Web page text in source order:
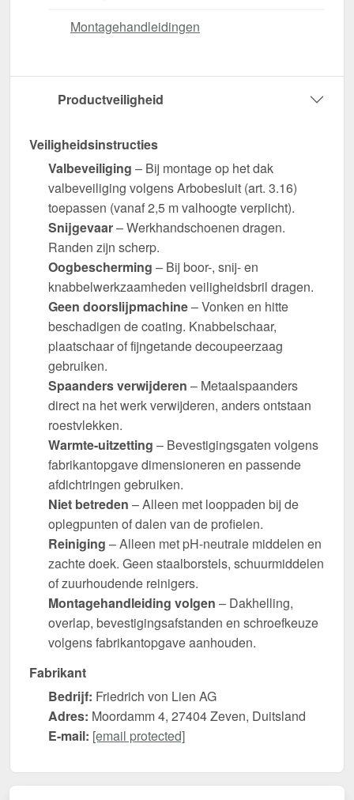
Montagehandleidingen
Productveiligheid
Veiligheidsinstructies
Valbeveiliging – Bij montage op het dak
valbeveiliging volgens Arbobesluit (art. 3.16)
toepassen (vanaf 2,5 m valhoogte verplicht).
Snijgevaar– Werkhandschoenen dragen.
Randen zijn scherp.
Oogbescherming – Bij boor-, snij- en
knabbelwerkzaamheden veiligheidsbril dragen.
Geen doorslijpmachine– Vonken en hitte
beschadigen de coating. Knabbelschaar,
plaatschaar of fijngetande decoupeerzaag
gebruiken.
Spaanders verwijderen – Metaalspaanders
direct na het werk verwijderen, anders ontstaan
roestvlekken.
Warmte-uitzetting – Bevestigingsgaten volgens
fabrikantopgave dimensioneren en passende
afdichtringen gebruiken.
Niet betreden – Alleen met looppaden bij de
oplegpunten of dalen van de profielen.
Reiniging – Alleen met pH-neutrale middelen en
zachte doek. Geen staalborstels, schuurmiddelen
of zuurhoudende reinigers.
Montagehandleiding volgen – Dakhelling,
overlap, bevestigingsafstanden en schroefkeuze
volgens fabrikantopgave aanhouden.
Fabrikant
Bedrijf: Friedrich von Lien AG
Adres: Moordamm 4, 27404 Zeven, Duitsland
E-mail: [email protected]